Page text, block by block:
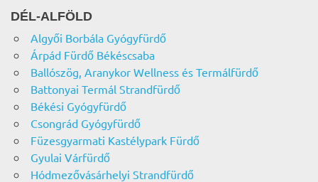
DÉL-ALFÖLD
Algyői Borbála Gyógyfürdő
Árpád Fürdő Békéscsaba
Ballószög, Aranykor Wellness és Termálfürdő
Battonyai Termál Strandfürdő
Békési Gyógyfürdő
Csongrád Gyógyfürdő
Füzesgyarmati Kastélypark Fürdő
Gyulai Várfürdő
Hódmezővásárhelyi Strandfürdő